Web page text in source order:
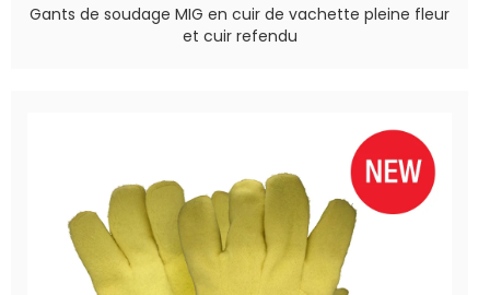
Gants de soudage MIG en cuir de vachette pleine fleur
et cuir refendu